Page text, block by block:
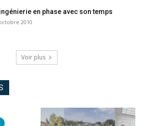
en phase avec son temps
2010
Voir plus